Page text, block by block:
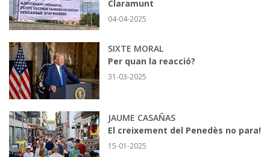
Claramunt
04-04-2025
SIXTE MORAL
Per quan la reacció?
31-03-2025
JAUME CASAÑAS
El creixement del Penedès no para!
15-01-2025